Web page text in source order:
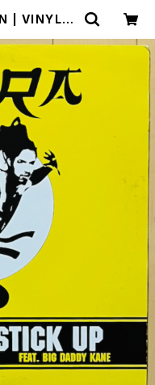
| VINYL D